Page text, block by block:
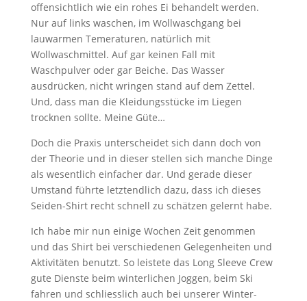
offensichtlich wie ein rohes Ei behandelt werden.
Nur auf links waschen, im Wollwaschgang bei
lauwarmen Temeraturen, natürlich mit
Wollwaschmittel. Auf gar keinen Fall mit
Waschpulver oder gar Beiche. Das Wasser
ausdrücken, nicht wringen stand auf dem Zettel.
Und, dass man die Kleidungsstücke im Liegen
trocknen sollte. Meine Güte…
Doch die Praxis unterscheidet sich dann doch von
der Theorie und in dieser stellen sich manche Dinge
als wesentlich einfacher dar. Und gerade dieser
Umstand führte letztendlich dazu, dass ich dieses
Seiden-Shirt recht schnell zu schätzen gelernt habe.
Ich habe mir nun einige Wochen Zeit genommen
und das Shirt bei verschiedenen Gelegenheiten und
Aktivitäten benutzt. So leistete das Long Sleeve Crew
gute Dienste beim winterlichen Joggen, beim Ski
fahren und schliesslich auch bei unserer Winter-